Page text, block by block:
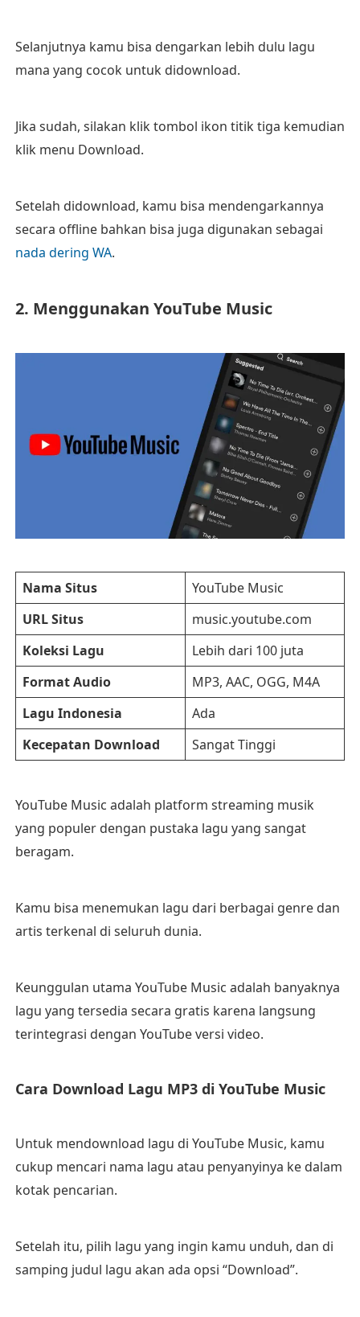
Selanjutnya kamu bisa dengarkan lebih dulu lagu
mana yang cocok untuk didownload.
Jika sudah, silakan klik tombol ikon titik tiga kemudian
klik menu Download.
Setelah didownload, kamu bisa mendengarkannya
secara offline bahkan bisa juga digunakan sebagai
nada dering WA.
2. Menggunakan YouTube Music
Nama Situs
YouTube Music
URL Situs
music.youtube.com
Koleksi Lagu
Lebih dari 100 juta
Format Audio
MP3, AAC, OGG, M4A
Lagu Indonesia
Ada
Kecepatan Download
Sangat Tinggi
YouTube Music adalah platform streaming musik
yang populer dengan pustaka lagu yang sangat
beragam.
Kamu bisa menemukan lagu dari berbagai genre dan
artis terkenal di seluruh dunia.
Keunggulan utama YouTube Music adalah banyaknya
lagu yang tersedia secara gratis karena langsung
terintegrasi dengan YouTube versi video.
Cara Download Lagu MP3 di YouTube Music
Untuk mendownload lagu di YouTube Music, kamu
cukup mencari nama lagu atau penyanyinya ke dalam
kotak pencarian.
Setelah itu, pilih lagu yang ingin kamu unduh, dan di
samping judul lagu akan ada opsi “Download”.